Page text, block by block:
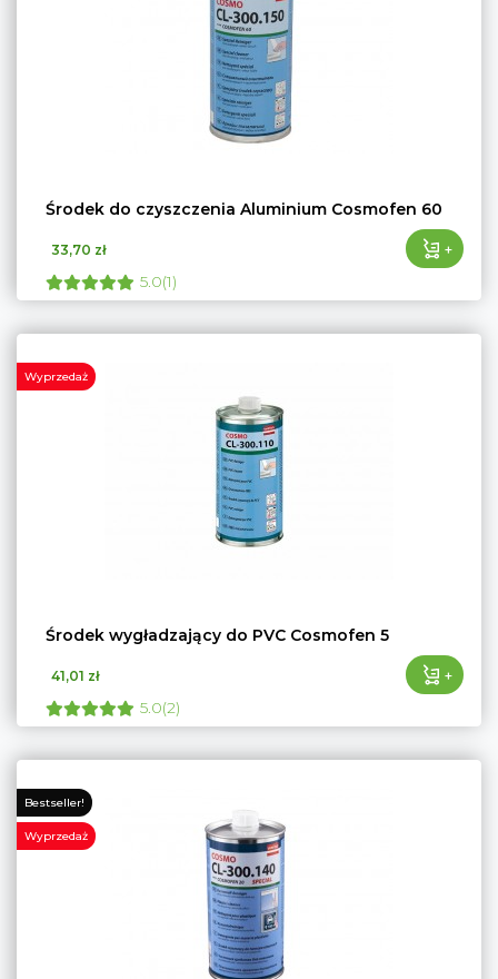
Środek do czyszczenia Aluminium Cosmofen 60
33,70 zł +
5.0(1)
Wyprzedaż
Środek wygładzający do PVC Cosmofen 5
41,01 zł +
5.0(2)
Bestseller!
Wyprzedaż